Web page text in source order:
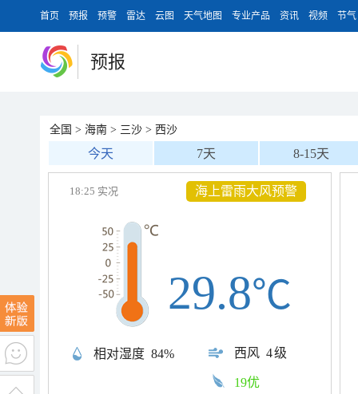
首页 预报 预警 雷达 云图 天气地图 专业产品 资讯 视频 节气
预报
全国 > 海南 > 三沙 > 西沙
今天 7天 8-15天
雷雨大风预警
18:25 实况
相对湿度 84% 西风 4级
29.8℃
19优